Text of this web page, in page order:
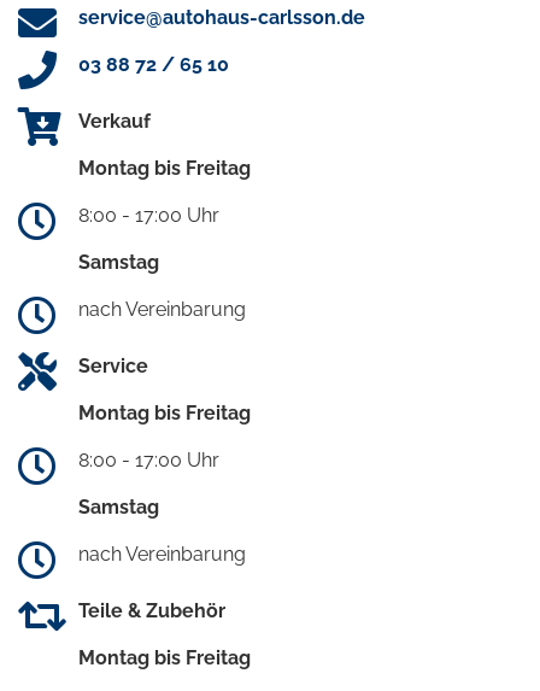
service@autohaus-carlsson.de
03 88 72 / 65 10
Verkauf
Montag bis Freitag
8:00 - 17:00 Uhr
Samstag
nach Vereinbarung
Service
Montag bis Freitag
8:00 - 17:00 Uhr
Samstag
nach Vereinbarung
Teile & Zubehör
Montag bis Freitag